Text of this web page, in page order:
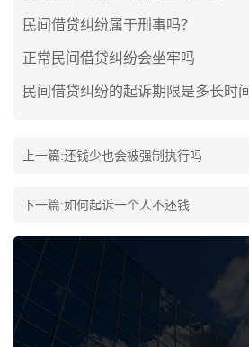
民间借贷纠纷属于刑事吗？
正常民间借贷纠纷会坐牢吗
民间借贷纠纷的起诉期限是多长时间
上一篇:还钱少也会被强制执行吗
下一篇:如何起诉一个人不还钱